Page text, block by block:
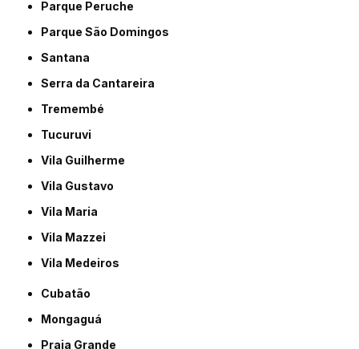
Parque Peruche
Parque São Domingos
Santana
Serra da Cantareira
Tremembé
Tucuruvi
Vila Guilherme
Vila Gustavo
Vila Maria
Vila Mazzei
Vila Medeiros
Cubatão
Mongaguá
Praia Grande